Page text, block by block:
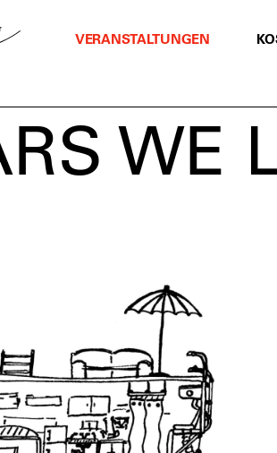
VERANSTALTUNGEN
WE